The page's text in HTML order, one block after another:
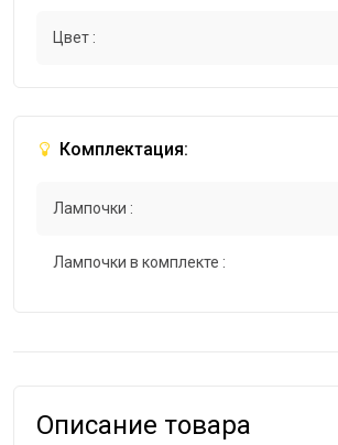
Цвет :
Комплектация:
Лампочки :
Лампочки в комплекте :
Описание товара